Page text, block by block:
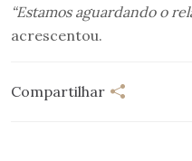
“Estamos aguardando o
acrescentou.
Compartilhar